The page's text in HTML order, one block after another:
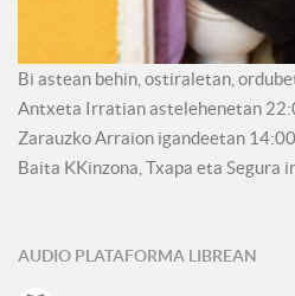
Bi astean behin, ostiraletan,
Antxeta Irratian astelehenetan
Zarauzko Arraion igandeetan
Baita KKinzona, Txapa eta Segura
AUDIO PLATAFORMA LIBREAN